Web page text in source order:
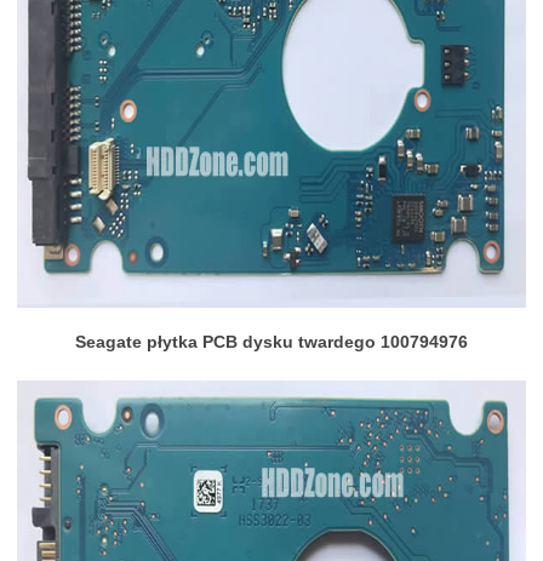
Seagate płytka PCB dysku twardego 100794976